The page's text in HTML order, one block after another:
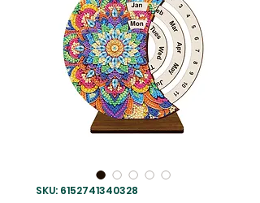
SKU: 6152741340328